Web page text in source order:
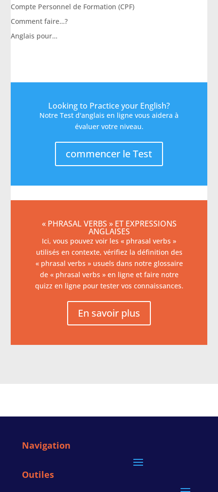
Compte Personnel de Formation (CPF)
Comment faire…?
Anglais pour…
Looking to Practice your English?
Notre Test d'anglais en ligne vous aidera à
évaluer votre niveau.
commencer le Test
« PHRASAL VERBS » ET EXPRESSIONS
ANGLAISES
Ici, vous pouvez voir les « phrasal verbs »
utilisés en contexte, vérifiez la définition des
« phrasal verbs » usuels dans notre glossaire
de « phrasal verbs » en ligne et faire notre
quizz en ligne pour tester vos connaissances.
En savoir plus
Navigation
Outiles